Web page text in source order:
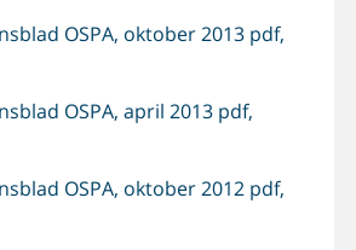
OSPA, oktober 2013 pdf,
OSPA, april 2013 pdf,
OSPA, oktober 2012 pdf,